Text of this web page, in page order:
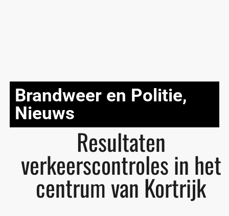
Brandweer en Politie,
Nieuws
Resultaten
verkeerscontroles in het
centrum van Kortrijk